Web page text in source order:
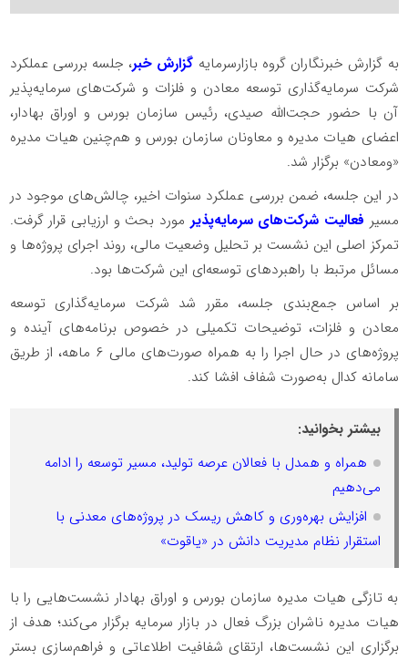
به گزارش خبرنگاران گروه بازارسرمایه گزارش خبر، جلسه بررسی عملکرد
شرکت سرمایه‌گذاری توسعه معادن و فلزات و شرکت‌های سرمایه‌پذیر
آن با حضور حجت‌الله صیدی، رئیس سازمان بورس و اوراق بهادار،
اعضای هیات مدیره و معاونان سازمان بورس و هم‌چنین هیات مدیره
«ومعادن» برگزار شد.
در این جلسه، ضمن بررسی عملکرد سنوات اخیر، چالش‌های موجود در
مسیر فعالیت شرکت‌های سرمایه‌پذیر مورد بحث و ارزیابی قرار گرفت.
تمرکز اصلی این نشست بر تحلیل وضعیت مالی، روند اجرای پروژه‌ها و
مسائل مرتبط با راهبرد‌های توسعه‌ای این شرکت‌ها بود.
بر اساس جمع‌بندی جلسه، مقرر شد شرکت سرمایه‌گذاری توسعه
معادن و فلزات، توضیحات تکمیلی در خصوص برنامه‌های آینده و
پروژه‌های در حال اجرا را به همراه صورت‌های مالی ۶ ماهه، از طریق
سامانه کدال به‌صورت شفاف افشا کند.
بیشتر بخوانید:
همراه و همدل با فعالان عرصه تولید، مسیر توسعه را ادامه
می‌دهیم
افزایش بهره‌وری و کاهش ریسک در پروژه‌های معدنی با
استقرار نظام مدیریت دانش در «یاقوت»
به تازگی هیات مدیره سازمان بورس و اوراق بهادار نشست‌هایی را با
هیات مدیره ناشران بزرگ فعال در بازار سرمایه برگزار می‌کند؛ هدف از
برگزاری این نشست‌ها، ارتقای شفافیت اطلاعاتی و فراهم‌سازی بستر